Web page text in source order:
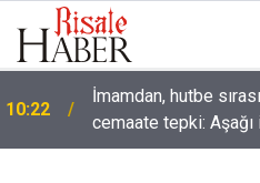
10:22
İmamdan, hutbe
cemaate tepki: